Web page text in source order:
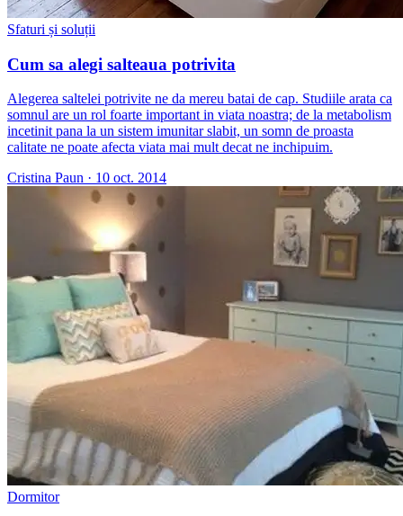
Sfaturi și soluții
Cum sa alegi salteaua potrivita
Alegerea saltelei potrivite ne da mereu batai de cap. Studiile arata ca
somnul are un rol foarte important in viata noastra; de la metabolism
incetinit pana la un sistem imunitar slabit, un somn de proasta
calitate ne poate afecta viata mai mult decat ne inchipuim.
Cristina Paun · 10 oct. 2014
Dormitor